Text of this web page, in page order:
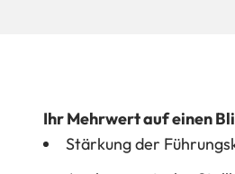
Ihr Mehrwert auf einen
Stärkung der